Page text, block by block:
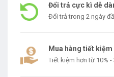
Đổi trả cực kì dễ
Đổi trả trong 2 ngày
Mua hàng tiết kiệm
Tiết kiệm hơn từ 10% -